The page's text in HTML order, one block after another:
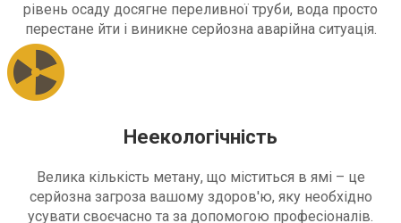
рівень осаду досягне переливної труби, вода просто
перестане йти і виникне серйозна аварійна ситуація.
Неекологічність
Велика кількість метану, що міститься в ямі – це
серйозна загроза вашому здоров'ю, яку необхідно
усувати своєчасно та за допомогою професіоналів.